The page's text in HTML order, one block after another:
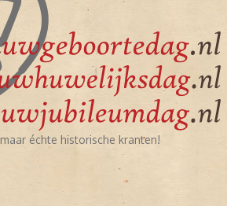
échte historische kranten!